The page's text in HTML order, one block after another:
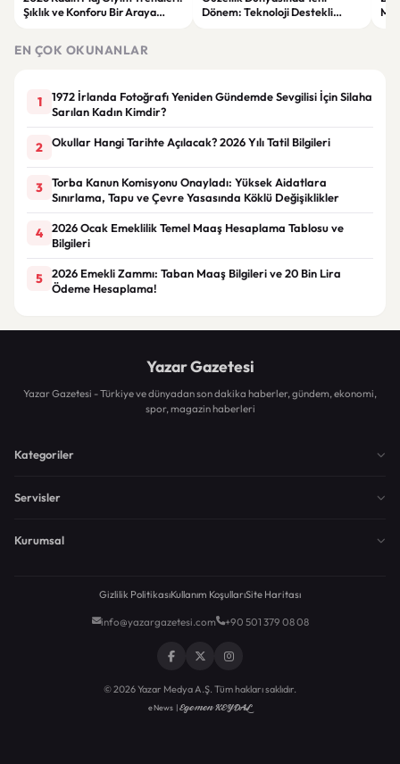
Şıklık ve Konforu Bir Araya
Dönem: Teknoloji Destekli
EN ÇOK OKUNANLAR
1
1972 İrlanda Fotoğrafı Yeniden Gündemde Sevgilisi İçin Silaha
Sarılan Kadın Kimdir?
2 Okullar Hangi Tarihte Açılacak? 2026 Yılı Tatil Bilgileri
3
Torba Kanun Komisyonu Onayladı: Yüksek Aidatlara
Sınırlama, Tapu ve Çevre Yasasında Köklü Değişiklikler
4
2026 Ocak Emeklilik Temel Maaş Hesaplama Tablosu ve
Bilgileri
5
2026 Emekli Zammı: Taban Maaş Bilgileri ve 20 Bin Lira
Ödeme Hesaplama!
Yazar Gazetesi
Yazar Gazetesi - Türkiye ve dünyadan son dakika haberler, gündem, ekonomi,
spor, magazin haberleri
Kategoriler
Servisler
Kurumsal
Gizlilik PolitikasıKullanım KoşullarıSite Haritası
info@yazargazetesi.com +90 501 379 08 08
© 2026 Yazar Medya A.Ş. Tüm hakları saklıdır.
eNews |Egemen KEYDAL